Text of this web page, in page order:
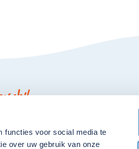
functies voor social media te
over uw gebruik van onze
Handige linkjes: